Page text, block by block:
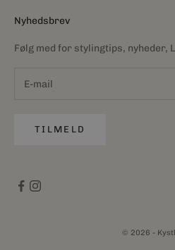
Nyhedsbrev
Følg med for stylingtips, nyheder,
TILMELD
© 2026 -